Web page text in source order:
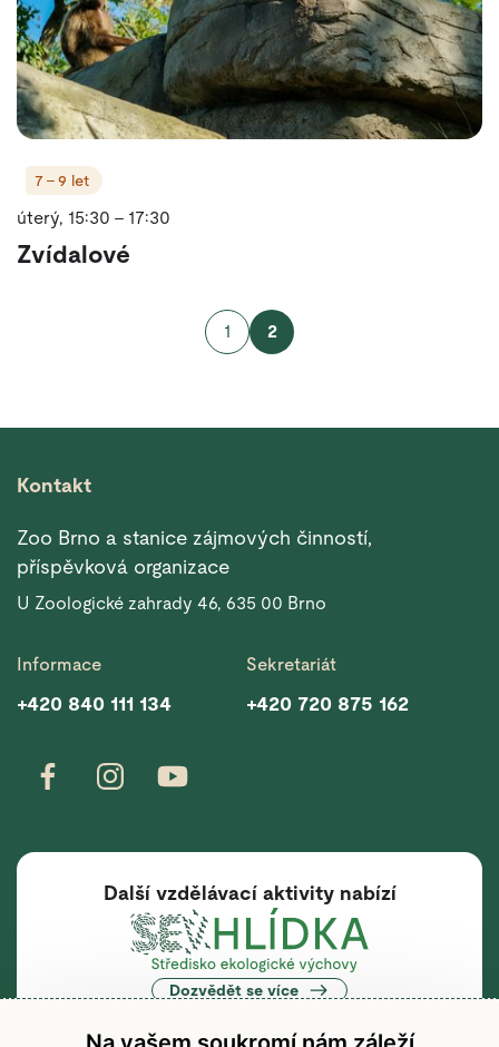
7 - 9 let
úterý, 15:30 - 17:30
Zvídalové
1 2
Kontakt
Zoo Brno a stanice zájmových činností,
příspěvková organizace
U Zoologické zahrady 46, 635 00 Brno
Informace
+420 840 111 134
Sekretariát
+420 720 875 162
Další vzdělávací aktivity nabízí
Dozvědět se více